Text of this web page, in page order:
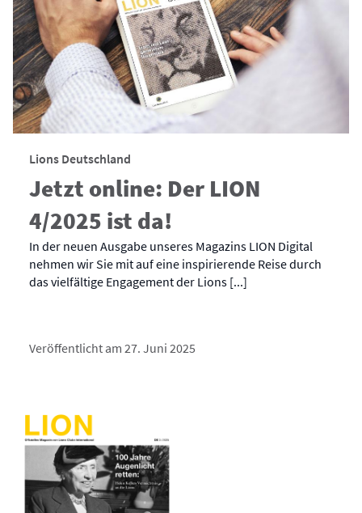
Lions Deutschland
Jetzt online: Der LION
4/2025 ist da!
In der neuen Ausgabe unseres Magazins LION Digital
nehmen wir Sie mit auf eine inspirierende Reise durch
das vielfältige Engagement der Lions [...]
Veröffentlicht am 27. Juni 2025